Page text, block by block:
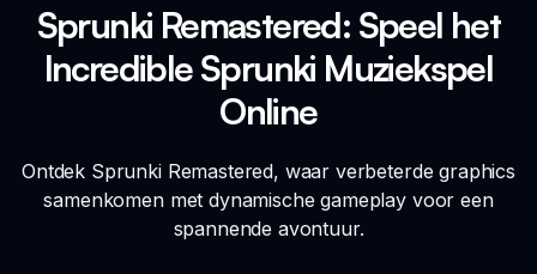
Sprunki Remastered: Speel het
Incredible Sprunki Muziekspel
Online
Ontdek Sprunki Remastered, waar verbeterde graphics
samenkomen met dynamische gameplay voor een
spannende avontuur.